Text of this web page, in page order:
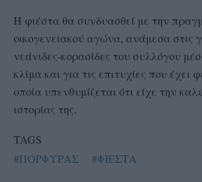
Η φιέστα θα συνδυασθεί με την
οικογενειακού αγώνα, ανάμεσα στις
νεάνιδες-κορασίδες του συλλόγου
κλίμα και για τις επιτυχίες που έχει
οποία υπενθυμίζεται ότι είχε την
ιστορίας της.
TAGS
#ΠΟΡΦΥΡΑΣ
#ΦΙΕΣΤΑ